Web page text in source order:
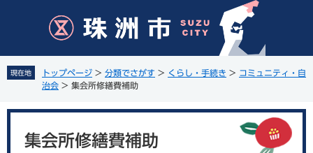
先
頭
す
を
飛
し
現在地 トップページ > 分類でさがす > くらし・手続き > コミュニティ・自
治会 > 集会所修繕費補助
集会所修繕費補助